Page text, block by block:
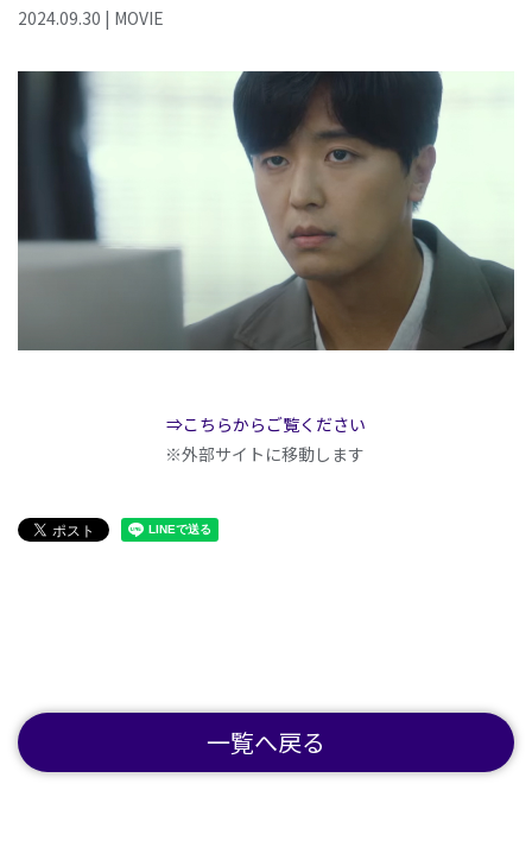
2024.09.30 | MOVIE
⇒こちらからご覧ください
※外部サイトに移動します
一覧へ戻る